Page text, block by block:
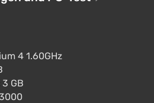
Question Arcs (PC)
4 1.60GHz
GB